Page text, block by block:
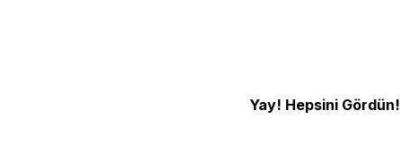
Yay! Hepsini Gördün!